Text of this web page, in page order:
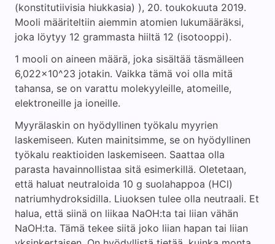
(konstitutiivisia hiukkasia) ), 20. toukokuuta 2019.
Mooli määriteltiin aiemmin atomien lukumääräksi,
joka löytyy 12 grammasta hiiltä 12 (isotooppi).
1 mooli on aineen määrä, joka sisältää täsmälleen
6,022x10^23 jotakin. Vaikka tämä voi olla mitä
tahansa, se on varattu molekyyleille, atomeille,
elektroneille ja ioneille.
Myyrälaskin on hyödyllinen työkalu myyrien
laskemiseen. Kuten mainitsimme, se on hyödyllinen
työkalu reaktioiden laskemiseen. Saattaa olla
parasta havainnollistaa sitä esimerkillä. Oletetaan,
että haluat neutraloida 10 g suolahappoa (HCl)
natriumhydroksidilla. Liuoksen tulee olla neutraali. Et
halua, että siinä on liikaa NaOH:ta tai liian vähän
NaOH:ta. Tämä tekee siitä joko liian hapan tai liian